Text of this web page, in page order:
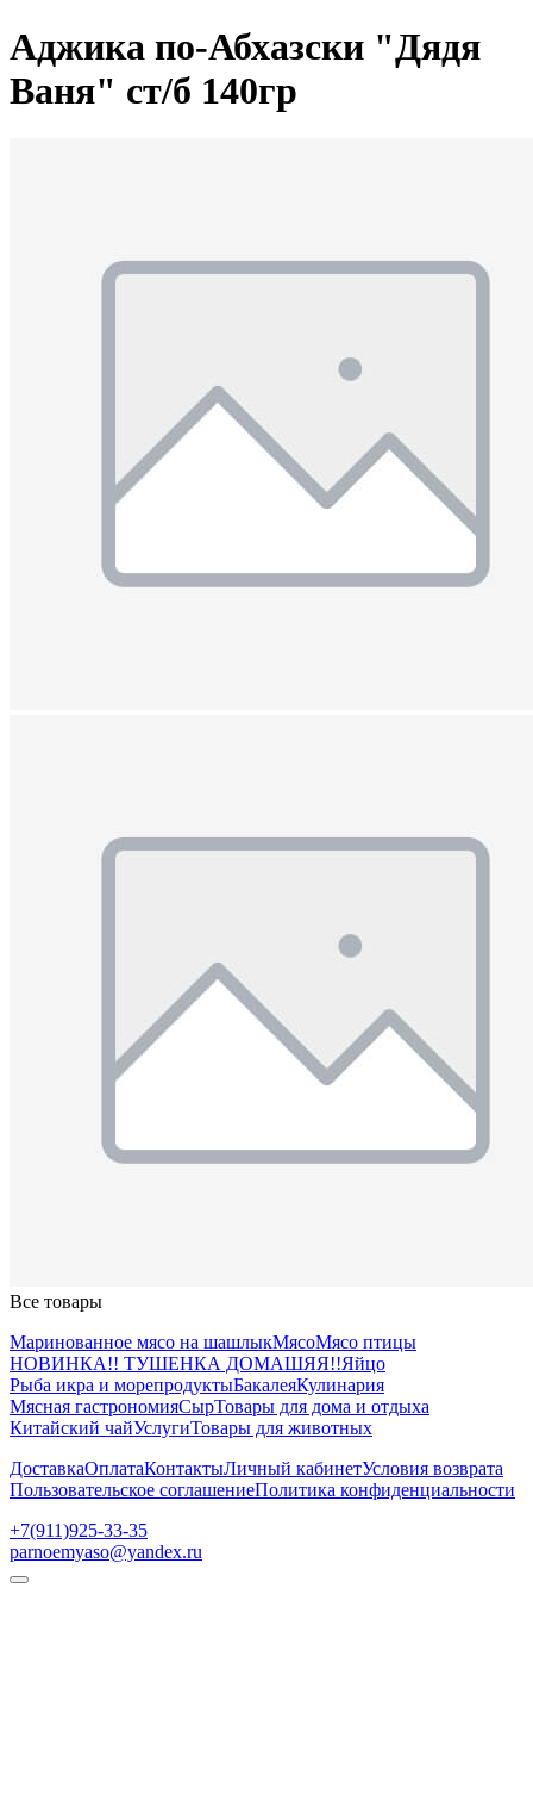
Аджика по-Абхазски "Дядя
Ваня" ст/б 140гр
Все товары
Маринованное мясо на шашлыкМясоМясо птицы
НОВИНКА!! ТУШЕНКА ДОМАШЯЯ!!Яйцо
Рыба икра и морепродуктыБакалеяКулинария
Мясная гастрономияСырТовары для дома и отдыха
Китайский чайУслугиТовары для животных
ДоставкаОплатаКонтактыЛичный кабинетУсловия возврата
Пользовательское соглашениеПолитика конфиденциальности
+7(911)925-33-35
parnoemyaso@yandex.ru